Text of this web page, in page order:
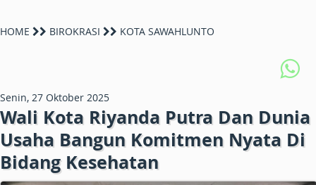
HOME BIROKRASI KOTA SAWAHLUNTO
Senin, 27 Oktober 2025
Wali Kota Riyanda Putra Dan Dunia
Usaha Bangun Komitmen Nyata Di
Bidang Kesehatan